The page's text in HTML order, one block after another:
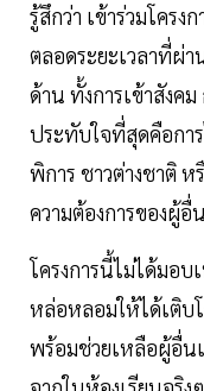
รู้สึกว่า เข้าร่วมโคร
ตลอดระยะเวลาที่ผ่า
ด้าน ทั้งการเข้าสังค
ประทับใจที่สุดคือกา
พิการ ชาวต่างชาติ
ความต้องการของผู้อื่
โครงการนี้ไม่ได้มอ
หล่อหลอมให้ได้เติบ
พร้อมช่วยเหลือผู้อื่น